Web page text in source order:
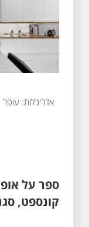
אדריכלות:
ספר על
קונספט,